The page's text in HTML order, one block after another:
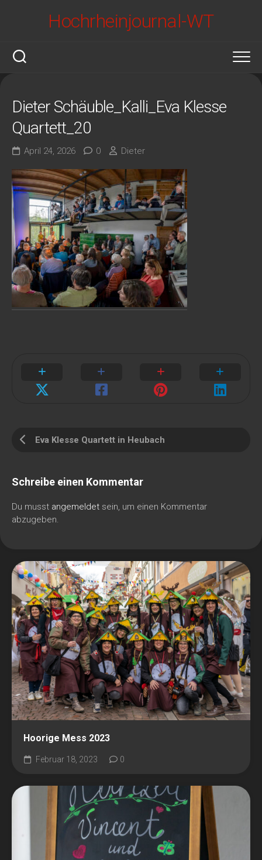
Hochrheinjournal-WT
Dieter Schäuble_Kalli_Eva Klesse
Quartett_20
April 24, 2026 0 Dieter
Eva Klesse Quartett in Heubach
Schreibe einen Kommentar
Du musst angemeldet sein, um einen Kommentar
abzugeben.
Hoorige Mess 2023
Februar 18, 2023 0